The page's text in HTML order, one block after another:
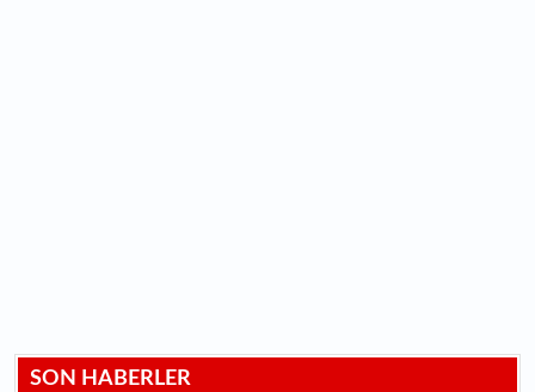
SON HABERLER